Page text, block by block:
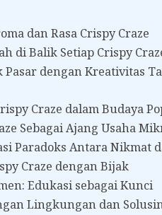
dan Rasa Crispy Craze
di Balik Setiap Crispy
dengan Kreativitas
Craze dalam Budaya
Sebagai Ajang Usaha
Paradoks Antara Nikmat
Craze dengan Bijak
Edukasi sebagai Kunci
Lingkungan dan